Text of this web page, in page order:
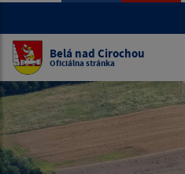
Belá nad Cirochou
Oficiálna stránka